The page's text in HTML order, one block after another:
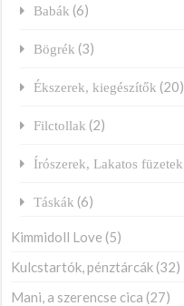
Babák (6)
Bögrék (3)
Ékszerek, kiegészítők (20)
Filctollak (2)
Írószerek, Lakatos füzetek
Táskák (6)
Kimmidoll Love (5)
Kulcstartók, pénztárcák (32)
Mani, a szerencse cica (27)